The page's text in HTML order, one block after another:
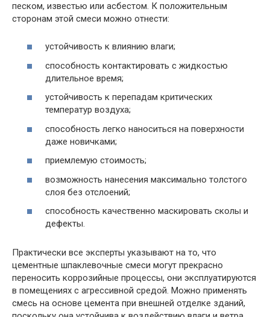
песком, известью или асбестом. К положительным
сторонам этой смеси можно отнести:
устойчивость к влиянию влаги;
способность контактировать с жидкостью
длительное время;
устойчивость к перепадам критических
температур воздуха;
способность легко наноситься на поверхности
даже новичками;
приемлемую стоимость;
возможность нанесения максимально толстого
слоя без отслоений;
способность качественно маскировать сколы и
дефекты.
Практически все эксперты указывают на то, что
цементные шпаклевочные смеси могут прекрасно
переносить коррозийные процессы, они эксплуатируются
в помещениях с агрессивной средой. Можно применять
смесь на основе цемента при внешней отделке зданий,